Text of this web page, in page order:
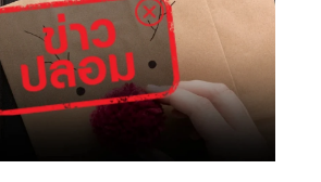
ทคโนโลยี ข่าวปลอม และข้อมูลบิดเบือน